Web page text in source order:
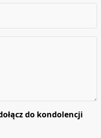
do kondolencji